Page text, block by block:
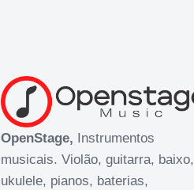
OpenStage, Instrumentos
musicais. Violão, guitarra, baixo,
ukulele, pianos, baterias,